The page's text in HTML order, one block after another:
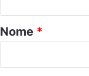
o
*
Nome *